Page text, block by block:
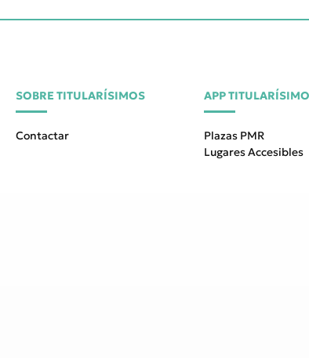
SOBRE TITULARÍSIMOS
Contactar
APP
Plazas PMR
Lugares Accesibles